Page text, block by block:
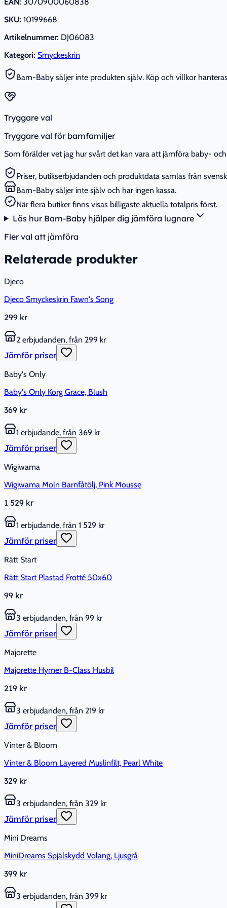
SKU: 10199668
Artikelnummer: DJ06083
Kategori: Smyckeskrin
Barn-Baby säljer inte produkten själv. Köp och villkor
Tryggare val
Tryggare val för barnfamiljer
Som förälder vet jag hur svårt det kan vara att jämföra baby-
Priser, butikserbjudanden och produktdata samlas från
Barn-Baby säljer inte själv och har ingen kassa.
När flera butiker finns visas billigaste aktuella totalpris först.
Läs hur Barn-Baby hjälper dig jämföra lugnare
Fler val att jämföra
Relaterade produkter
Djeco
Djeco Smyckeskrin Fawn's Song
299 kr
2 erbjudanden, från 299 kr
Jämför priser
Baby's Only
Baby's Only Korg Grace, Blush
369 kr
1 erbjudande, från 369 kr
Jämför priser
Wigiwama
Wigiwama Moln Barnfåtölj, Pink Mousse
1 529 kr
1 erbjudande, från 1 529 kr
Jämför priser
Rätt Start
Rätt Start Plastad Frotté 50x60
99 kr
3 erbjudanden, från 99 kr
Jämför priser
Majorette
Majorette Hymer B-Class Husbil
219 kr
3 erbjudanden, från 219 kr
Jämför priser
Vinter & Bloom
Vinter & Bloom Layered Muslinfilt, Pearl White
329 kr
3 erbjudanden, från 329 kr
Jämför priser
Mini Dreams
MiniDreams Spjälskydd Volang, Ljusgrå
399 kr
3 erbjudanden, från 399 kr